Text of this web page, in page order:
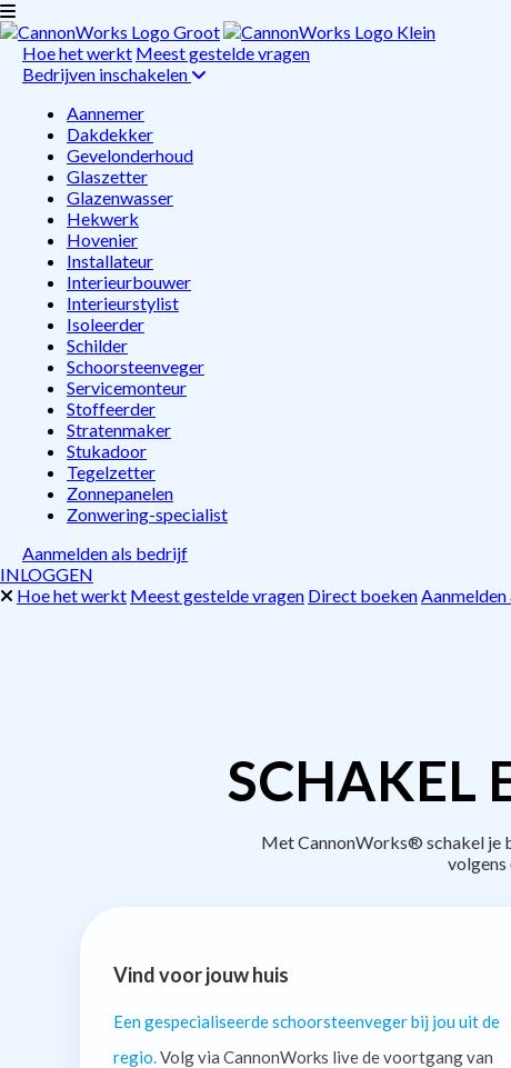
Hoe het werkt Meest gestelde vragen
Bedrijven inschakelen
Aannemer
Dakdekker
Gevelonderhoud
Glaszetter
Glazenwasser
Hekwerk
Hovenier
Installateur
Interieurbouwer
Interieurstylist
Isoleerder
Schilder
Schoorsteenveger
Servicemonteur
Stoffeerder
Stratenmaker
Stukadoor
Tegelzetter
Zonnepanelen
Zonwering-specialist
Aanmelden als bedrijf
INLOGGEN
Hoe het werkt Meest gestelde vragen Direct boeken
SCHAKEL
Met CannonWorks® schakel je
Vind voor jouw huis
Een gespecialiseerde schoorsteenveger bij jou uit de
regio. Volg via CannonWorks live de voortgang van